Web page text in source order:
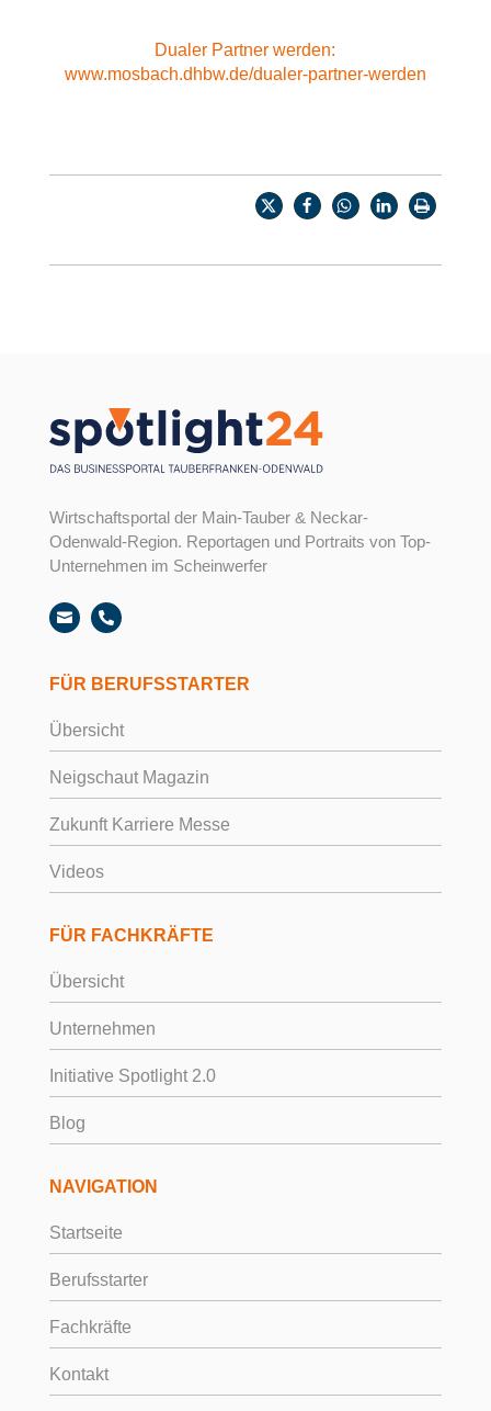
Dualer Partner werden:
www.mosbach.dhbw.de/dualer-partner-werden
Wirtschaftsportal der Main-Tauber & Neckar-
Odenwald-Region. Reportagen und Portraits von Top-
Unternehmen im Scheinwerfer
 
FÜR BERUFSSTARTER
Übersicht
Neigschaut Magazin
Zukunft Karriere Messe
Videos
FÜR FACHKRÄFTE
Übersicht
Unternehmen
Initiative Spotlight 2.0
Blog
NAVIGATION
Startseite
Berufsstarter
Fachkräfte
Kontakt